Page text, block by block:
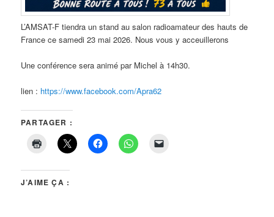
L’AMSAT-F tiendra un stand au salon radioamateur des hauts de
France ce samedi 23 mai 2026. Nous vous y acceuillerons
Une conférence sera animé par Michel à 14h30.
lien : https://www.facebook.com/Apra62
PARTAGER :
J’AIME ÇA :